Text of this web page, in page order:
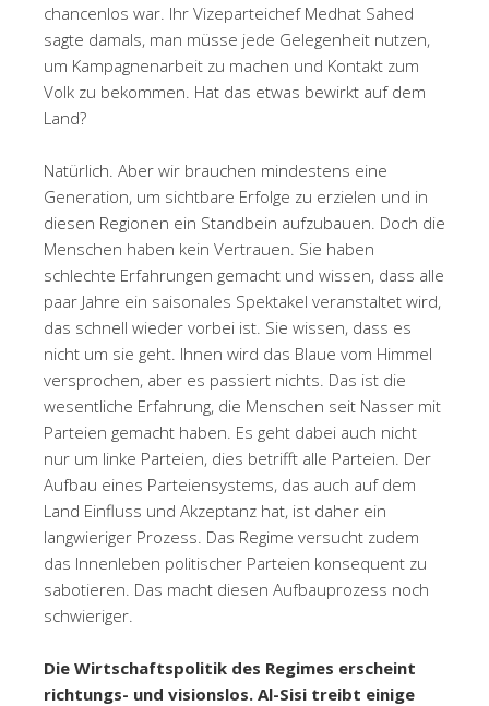
chancenlos war. Ihr Vizeparteichef Medhat Sahed
sagte damals, man müsse jede Gelegenheit nutzen,
um Kampagnenarbeit zu machen und Kontakt zum
Volk zu bekommen. Hat das etwas bewirkt auf dem
Land?
Natürlich. Aber wir brauchen mindestens eine
Generation, um sichtbare Erfolge zu erzielen und in
diesen Regionen ein Standbein aufzubauen. Doch die
Menschen haben kein Vertrauen. Sie haben
schlechte Erfahrungen gemacht und wissen, dass alle
paar Jahre ein saisonales Spektakel veranstaltet wird,
das schnell wieder vorbei ist. Sie wissen, dass es
nicht um sie geht. Ihnen wird das Blaue vom Himmel
versprochen, aber es passiert nichts. Das ist die
wesentliche Erfahrung, die Menschen seit Nasser mit
Parteien gemacht haben. Es geht dabei auch nicht
nur um linke Parteien, dies betrifft alle Parteien. Der
Aufbau eines Parteiensystems, das auch auf dem
Land Einfluss und Akzeptanz hat, ist daher ein
langwieriger Prozess. Das Regime versucht zudem
das Innenleben politischer Parteien konsequent zu
sabotieren. Das macht diesen Aufbauprozess noch
schwieriger.
Die Wirtschaftspolitik des Regimes erscheint
richtungs- und visionslos. Al-Sisi treibt einige